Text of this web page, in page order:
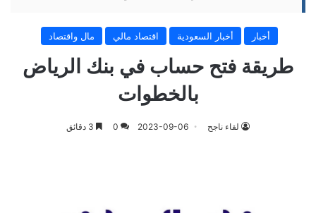
أخبار أخبار السعودية اقتصاد مالي مال واقتصاد
طريقة فتح حساب في بنك الرياض
بالخطوات
لقاء ناجح 2023-09-06
0